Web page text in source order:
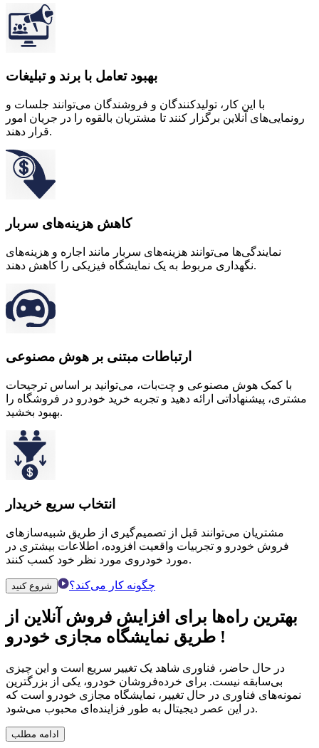
بهبود تعامل با برند و تبلیغات
با این کار، تولیدکنندگان و فروشندگان می‌توانند جلسات و
رونمایی‌های آنلاین برگزار کنند تا مشتریان بالقوه را در جریان امور
قرار دهند.
کاهش هزینه‌های سربار
نمایندگی‌ها می‌توانند هزینه‌های سربار مانند اجاره و هزینه‌های
نگهداری مربوط به یک نمایشگاه فیزیکی را کاهش دهند.
ارتباطات مبتنی بر هوش مصنوعی
با کمک هوش مصنوعی و چت‌بات، می‌توانید بر اساس ترجیحات
مشتری، پیشنهاداتی ارائه دهید و تجربه خرید خودرو در فروشگاه را
بهبود بخشید.
انتخاب سریع خریدار
مشتریان می‌توانند قبل از تصمیم‌گیری از طریق شبیه‌سازهای
فروش خودرو و تجربیات واقعیت افزوده، اطلاعات بیشتری در
مورد خودروی مورد نظر خود کسب کنند.
شروع کنید چگونه کار می‌کند؟
بهترین راه‌ها برای افزایش فروش آنلاین از
طریق نمایشگاه مجازی خودرو !
در حال حاضر، فناوری شاهد یک تغییر سریع است و این چیزی
بی‌سابقه نیست. برای خرده‌فروشان خودرو، یکی از بزرگترین
نمونه‌های فناوری در حال تغییر، نمایشگاه مجازی خودرو است که
در این عصر دیجیتال به طور فزاینده‌ای محبوب می‌شود.
ادامه مطلب